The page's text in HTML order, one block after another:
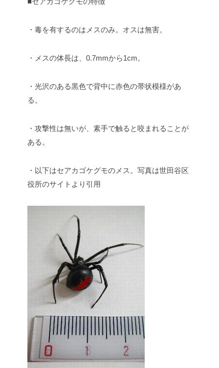
・毒を有するのはメスのみ。オスは無害。
・メスの体長は、0.7mmから1cm。
・光沢のある黒色で背中に赤色の帯状模様があ
る。
・攻撃性は無いが、素手で触ると咬まれることが
ある。
・以下はセアカゴケグモのメス。写真は世田谷区
役所のサイトより引用